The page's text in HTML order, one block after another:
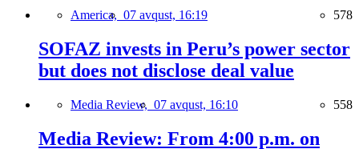
America, 07 avqust, 16:19 578
SOFAZ invests in Peru’s power sector
but does not disclose deal value
Media Review, 07 avqust, 16:10 558
Media Review: From 4:00 p.m. on